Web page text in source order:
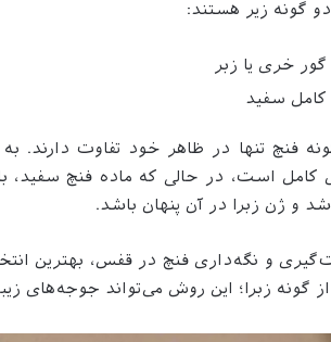
گونه زیر هستند:
خری یا زبر
کامل سفید
فنچ تنها در ظاهر خود تفاوت دارند.
کامل است، در حالی که ماده فنچ سفید،
و ژن زبرا در آن پنهان باشد.
و نگه‌داری فنچ در قفس، بهترین
گونه زبرا؛ این روش می‌تواند جوجه‌های